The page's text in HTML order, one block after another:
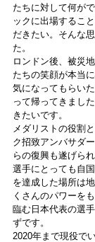
たちに対して何が
ックに出場するこ
だきたい。そんな
た。
ロンドン後、被災
たちの笑顔が本当
気になってもらい
って帰ってきまし
きたいです。
メダリストの役割
ク招致アンバサダ
らの復興も遂げら
選手にとっても自
を達成した場所は
くさんのパワーを
臨む日本代表の選
ずです。
2020年まで現役で